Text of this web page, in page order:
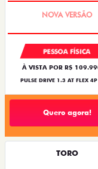
PESSOA FÍSICA
À VISTA POR R$
PULSE DRIVE 1.3 AT FLEX
Quero agora!
TORO